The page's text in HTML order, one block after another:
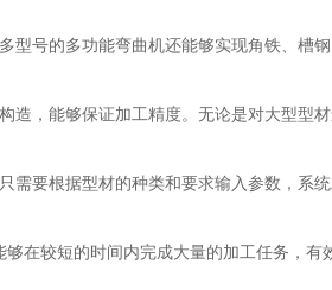
号的多功能弯曲机还能够实现角铁、槽钢
，能够保证加工精度。无论是对大型型材
要根据型材的种类和要求输入参数，系统
较短的时间内完成大量的加工任务，有